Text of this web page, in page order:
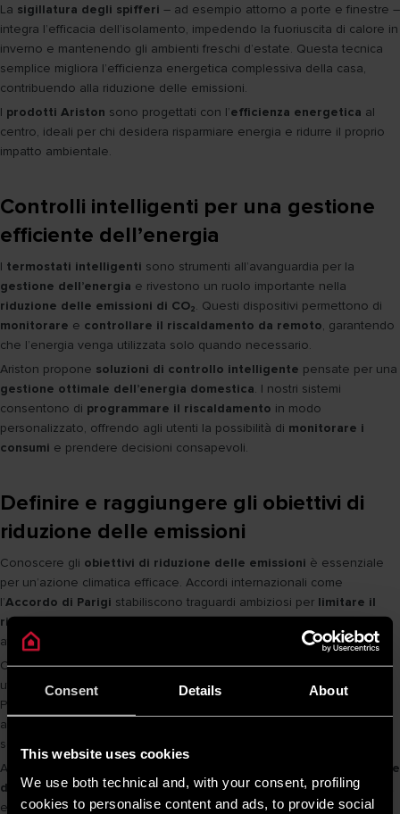
Consent Details About
This website uses cookies
We use both technical and, with your consent, profiling
cookies to personalise content and ads, to provide social
La sigillatura degli spifferi – ad esempio attorno a porte e finestre –
integra l’efficacia dell’isolamento, impedendo la fuoriuscita di calore in
inverno e mantenendo gli ambienti freschi d’estate. Questa tecnica
semplice migliora l’efficienza energetica complessiva della casa,
contribuendo alla riduzione delle emissioni.
I prodotti Ariston sono progettati con l’efficienza energetica al
centro, ideali per chi desidera risparmiare energia e ridurre il proprio
impatto ambientale.
Controlli intelligenti per una gestione
efficiente dell’energia
I termostati intelligenti sono strumenti all’avanguardia per la
gestione dell’energia e rivestono un ruolo importante nella
riduzione delle emissioni di CO₂. Questi dispositivi permettono di
monitorare e controllare il riscaldamento da remoto, garantendo
che l’energia venga utilizzata solo quando necessario.
Ariston propone soluzioni di controllo intelligente pensate per una
gestione ottimale dell’energia domestica. I nostri sistemi
consentono di programmare il riscaldamento in modo
personalizzato, offrendo agli utenti la possibilità di monitorare i
consumi e prendere decisioni consapevoli.
Definire e raggiungere gli obiettivi di
riduzione delle emissioni
Conoscere gli obiettivi di riduzione delle emissioni è essenziale
per un’azione climatica efficace. Accordi internazionali come
l’Accordo di Parigi stabiliscono traguardi ambiziosi per limitare il
riscaldamento globale, mentre iniziative locali si impegnano ad
affrontare le sfide specifiche dei territori.
Ciascuno può contribuire migliorando l’efficienza energetica,
utilizzando i trasporti pubblici e sostenendo le energie rinnovabili.
Programmi comunitari, come la piantumazione di alberi e il riciclo,
amplificano l’impatto collettivo, mentre l’educazione e la
sensibilizzazione incoraggiano un coinvolgimento sempre più ampio.
Ariston è fermamente impegnata nella
riduzione
delle emissioni, offrendo prodotti pensati permigliorare il comfort
e
ridurre l’impatto ambientale. Sostenendosoluzioni ad alta